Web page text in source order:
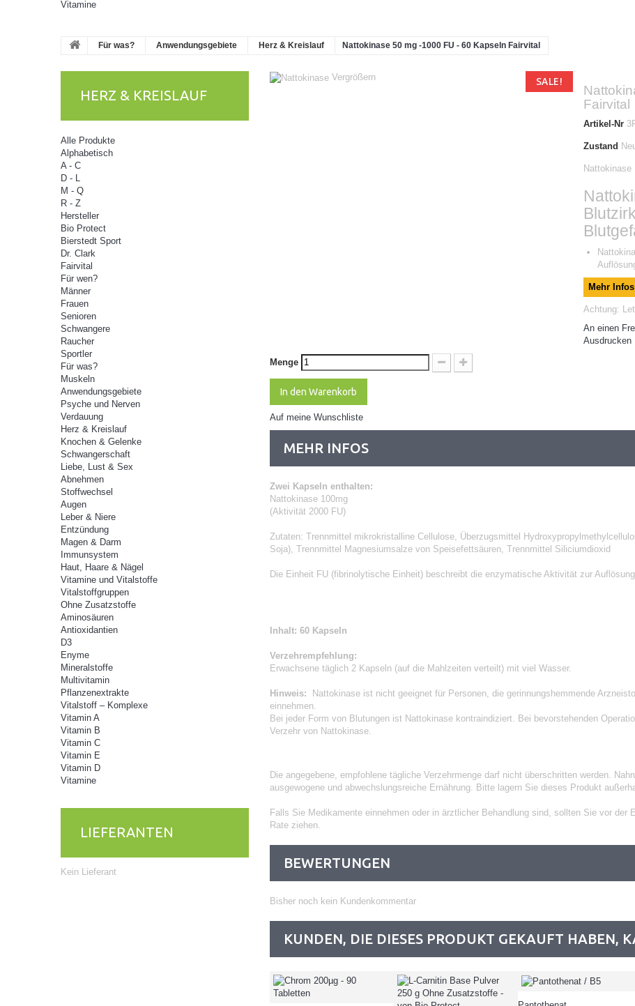
Vitamine
Für was? Anwendungsgebiete Herz & Kreislauf Nattokinase 50 mg -1000 FU - 60 Kapseln Fairvital
HERZ & KREISLAUF
Alle Produkte
Alphabetisch
A - C
D - L
M - Q
R - Z
Hersteller
Bio Protect
Bierstedt Sport
Dr. Clark
Fairvital
Für wen?
Männer
Frauen
Senioren
Schwangere
Raucher
Sportler
Für was?
Muskeln
Anwendungsgebiete
Psyche und Nerven
Verdauung
Herz & Kreislauf
Knochen & Gelenke
Schwangerschaft
Liebe, Lust & Sex
Abnehmen
Stoffwechsel
Augen
Leber & Niere
Entzündung
Magen & Darm
Immunsystem
Haut, Haare & Nägel
Vitamine und Vitalstoffe
Vitalstoffgruppen
Ohne Zusatzstoffe
Aminosäuren
Antioxidantien
D3
Enyme
Mineralstoffe
Multivitamin
Pflanzenextrakte
Vitalstoff – Komplexe
Vitamin A
Vitamin B
Vitamin C
Vitamin E
Vitamin D
Vitamine
LIEFERANTEN
Kein Lieferant
SALE!
Vergrößern
Fairvital
Artikel-Nr
Zustand
Mehr Infos
Achtung:
An einen
Ausdrucken
Menge
In den Warenkorb
Auf meine Wunschliste
MEHR INFOS
Zwei Kapseln enthalten:
Nattokinase 100mg
(Aktivität 2000 FU)
Zutaten: Trennmittel mikrokristalline Cellulose, Überzugsmittel
Soja), Trennmittel Magnesiumsalze von Speisefettsäuren, Trennmittel Siliciumdioxid
Die Einheit FU (fibrinolytische Einheit) beschreibt die enzymatische Aktivität zur
Inhalt: 60 Kapseln
Verzehrempfehlung:
Erwachsene täglich 2 Kapseln (auf die Mahlzeiten verteilt) mit viel Wasser.
Hinweis:
Nattokinase ist nicht geeignet für Personen, die gerinnungshemmende
einnehmen.
Bei jeder Form von Blutungen ist Nattokinase kontraindiziert. Bei bevorstehenden
Verzehr von Nattokinase.
Die angegebene, empfohlene tägliche Verzehrmenge darf nicht überschritten werden.
ausgewogene und abwechslungsreiche Ernährung. Bitte lagern Sie dieses Produkt
Falls Sie Medikamente einnehmen oder in ärztlicher Behandlung sind, sollten Sie vor der
Rate ziehen.
BEWERTUNGEN
Bisher noch kein Kundenkommentar
KUNDEN, DIE DIESES PRODUKT GEKAUFT HABEN,